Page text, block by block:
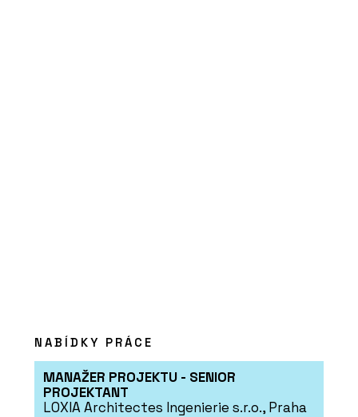
PRODUKTY
NABÍDKY PRÁCE
MANAŽER PROJEKTU - SENIOR
PROJEKTANT
LOXIA Architectes Ingenierie s.r.o., Praha